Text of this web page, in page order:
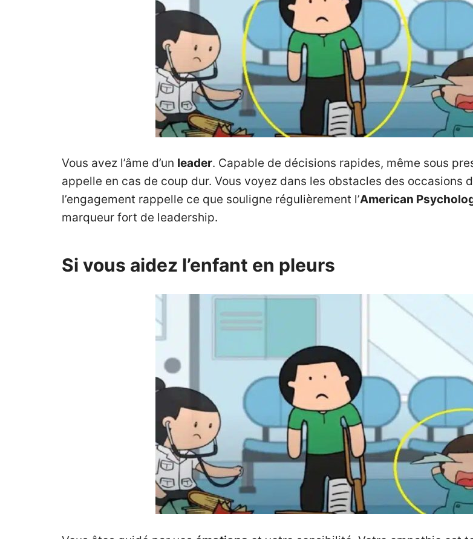
Vous avez l’âme d’un leader. Capable de décisions rapides, même sous
appelle en cas de coup dur. Vous voyez dans les obstacles des occasions
l’engagement rappelle ce que souligne régulièrement l’American
marqueur fort de leadership.
Si vous aidez l’enfant en pleurs